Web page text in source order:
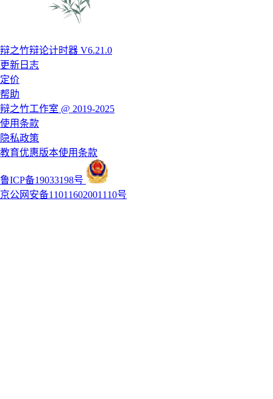
辩之竹辩论计时器 V6.21.0
更新日志
定价
帮助
辩之竹工作室 @ 2019-2025
使用条款
隐私政策
教育优惠版本使用条款
鲁ICP备19033198号
京公网安备11011602001110号